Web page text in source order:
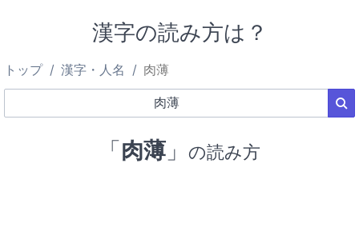
漢字の読み方は？
トップ 漢字・人名 肉薄
「肉薄 」 の読み方